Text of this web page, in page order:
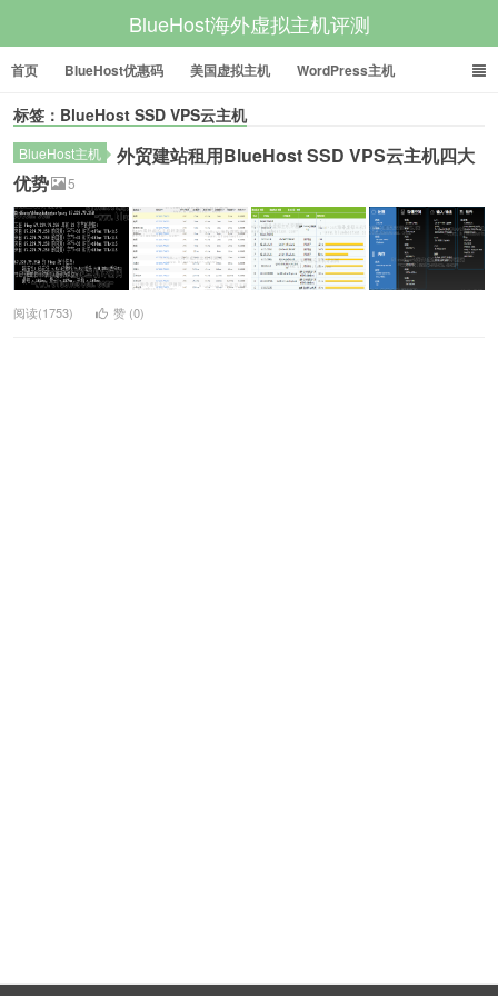
BlueHost海外虚拟主机评测
首页 BlueHost优惠码 美国虚拟主机 WordPress主机
美国VPS 美国服务器
标签：BlueHost SSD VPS云主机
BlueHost主机
外贸建站租用BlueHost SSD VPS云主机四大
优势
5
阅读(1753) 赞 (0)